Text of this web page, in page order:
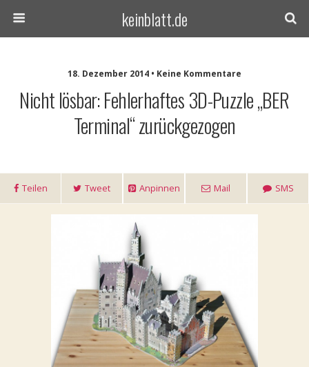
keinblatt.de
18. Dezember 2014 • Keine Kommentare
Nicht lösbar: Fehlerhaftes 3D-Puzzle „BER
Terminal“ zurückgezogen
Teilen Tweet Anpinnen Mail SMS